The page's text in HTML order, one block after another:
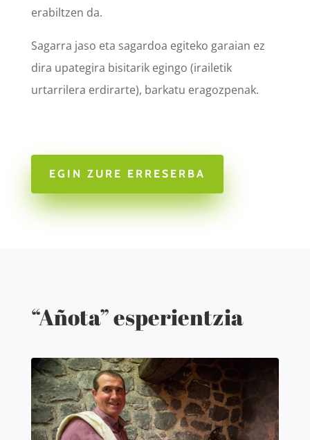
erabiltzen da.
Sagarra jaso eta sagardoa egiteko garaian ez
dira upategira bisitarik egingo (irailetik
urtarrilera erdirarte), barkatu eragozpenak.
EGIN ZURE ERRESERBA
“Añota” esperientzia